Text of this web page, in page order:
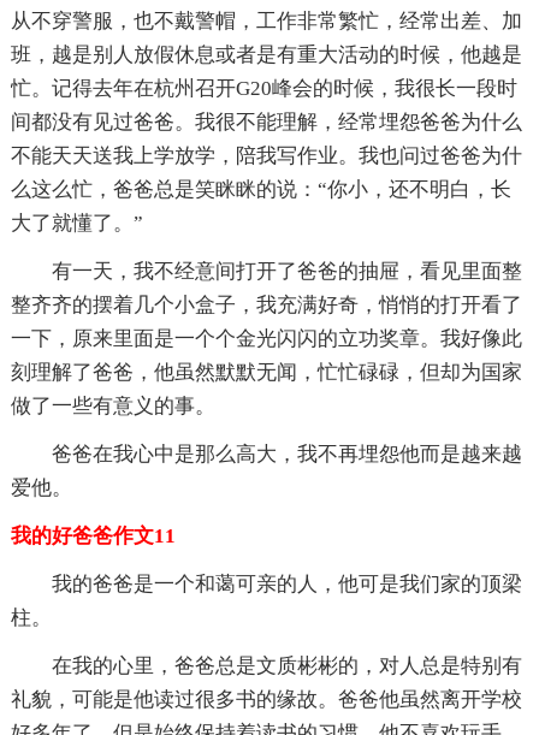
从不穿警服，也不戴警帽，工作非常繁忙，经常出差、加
班，越是别人放假休息或者是有重大活动的时候，他越是
忙。记得去年在杭州召开G20峰会的时候，我很长一段时
间都没有见过爸爸。我很不能理解，经常埋怨爸爸为什么
不能天天送我上学放学，陪我写作业。我也问过爸爸为什
么这么忙，爸爸总是笑眯眯的说：“你小，还不明白，长
大了就懂了。”
有一天，我不经意间打开了爸爸的抽屉，看见里面整
整齐齐的摆着几个小盒子，我充满好奇，悄悄的打开看了
一下，原来里面是一个个金光闪闪的立功奖章。我好像此
刻理解了爸爸，他虽然默默无闻，忙忙碌碌，但却为国家
做了一些有意义的事。
爸爸在我心中是那么高大，我不再埋怨他而是越来越
爱他。
我的好爸爸作文11
我的爸爸是一个和蔼可亲的人，他可是我们家的顶梁
柱。
在我的心里，爸爸总是文质彬彬的，对人总是特别有
礼貌，可能是他读过很多书的缘故。爸爸他虽然离开学校